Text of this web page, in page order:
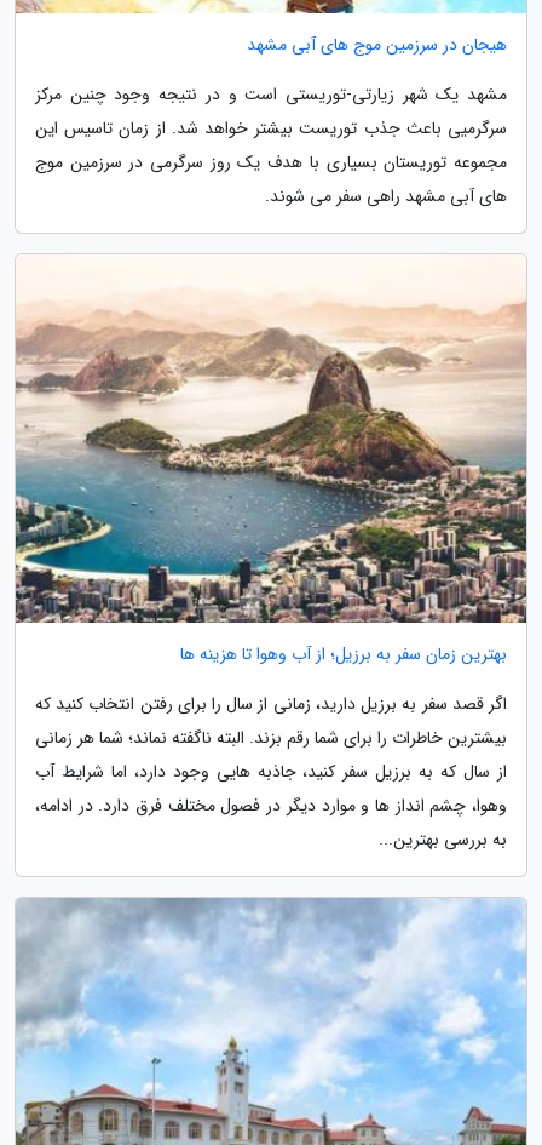
هیجان در سرزمین موج های آبی مشهد
مشهد یک شهر زیارتی-توریستی است و در نتیجه وجود چنین مرکز
سرگرمیی باعث جذب توریست بیشتر خواهد شد. از زمان تاسیس این
مجموعه توریستان بسیاری با هدف یک روز سرگرمی در سرزمین موج
های آبی مشهد راهی سفر می شوند.
بهترین زمان سفر به برزیل؛ از آب وهوا تا هزینه ها
اگر قصد سفر به برزیل دارید، زمانی از سال را برای رفتن انتخاب کنید که
بیشترین خاطرات را برای شما رقم بزند. البته ناگفته نماند؛ شما هر زمانی
از سال که به برزیل سفر کنید، جاذبه هایی وجود دارد، اما شرایط آب
وهوا، چشم انداز ها و موارد دیگر در فصول مختلف فرق دارد. در ادامه،
به بررسی بهترین...